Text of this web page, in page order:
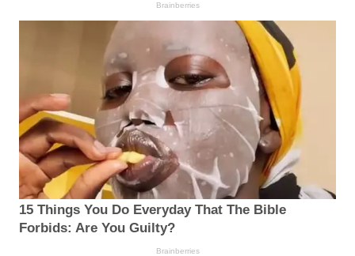
Brainberries
15 Things You Do Everyday That The Bible
Forbids: Are You Guilty?
Brainberries